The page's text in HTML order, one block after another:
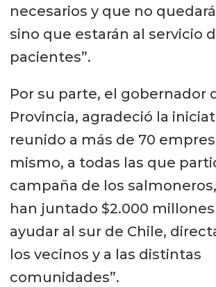
necesarios y que no
sino que estarán al servicio
pacientes”.
Por su parte, el gobernador
Provincia, agradeció la
reunido a más de 70
mismo, a todas las que
campaña de los
han juntado $2.000 millones
ayudar al sur de Chile,
los vecinos y a las distintas
comunidades”.